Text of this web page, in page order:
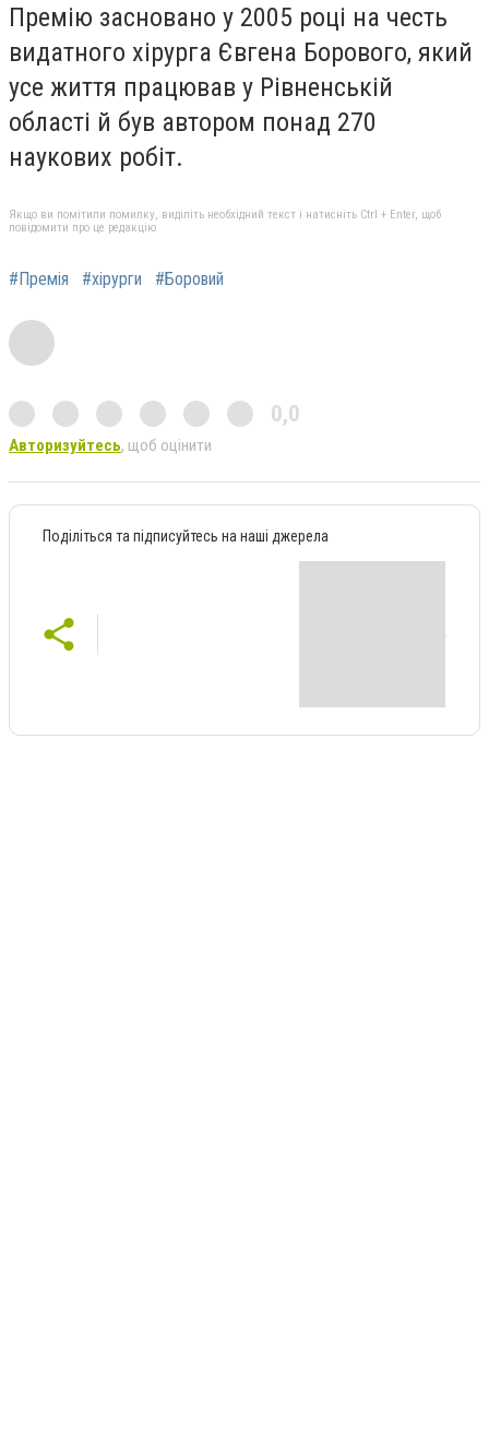
Премію засновано у 2005 році на честь
видатного хірурга Євгена Борового, який
усе життя працював у Рівненській
області й був автором понад 270
наукових робіт.
Якщо ви помітили помилку, виділіть необхідний текст і натисніть Ctrl + Enter, щоб
повідомити про це редакцію
#Премія #хірурги #Боровий
0,0
Авторизуйтесь, щоб оцінити
Поділіться та підписуйтесь на наші джерела